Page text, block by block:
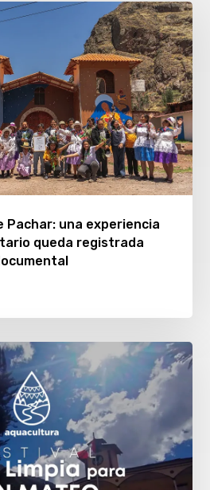
Pachar: una experiencia
queda registrada